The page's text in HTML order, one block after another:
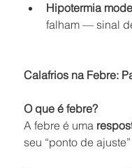
Hipotermia
falham — sinal
Calafrios na Febre:
O que é febre?
A febre é uma
seu “ponto de